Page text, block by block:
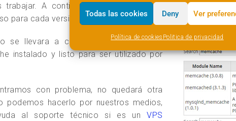
Todas las cookies Deny Ver
Política de cookies Politica de privacidad
A continuación los módulos a
para cada versión..
se llevara a cabo sin errores. Como
instalado y listo para ser utilizado por
con problema, no quedará otra
podemos hacerlo por nuestros medios,
al soporte técnico si es unVPS